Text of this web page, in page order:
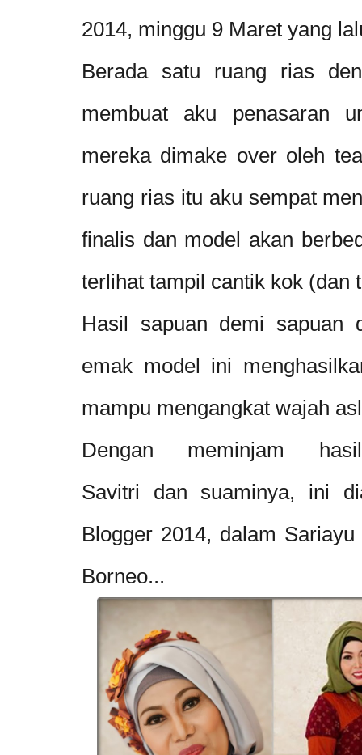
2014, minggu 9 Maret yang
Berada satu ruang rias
membuat aku penasaran
mereka dimake over oleh
ruang rias itu aku sempat
finalis dan model akan
terlihat tampil cantik kok (dan
Hasil sapuan demi sapuan
emak model ini
mampu mengangkat wajah
Dengan meminjam
Savitri dan suaminya, ini
Blogger 2014, dalam
Borneo...